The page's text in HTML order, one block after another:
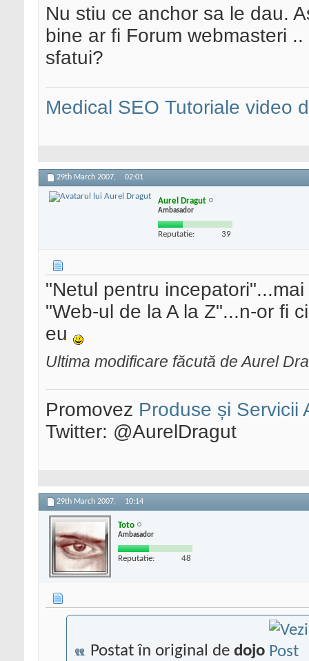
Nu stiu ce anchor sa le dau.
bine ar fi Forum webmasteri
sfatui?
Medical SEO Tutoriale video
29th March 2007, 02:01
Aurel Dragut
Ambasador
Reputatie: 39
"Netul pentru
"Web-ul de la A la Z"...n-or fi
eu
Ultima modificare făcută de Aurel
Promovez Produse și Servicii
Twitter: @AurelDragut
29th March 2007, 10:14
Toto
Ambasador
Reputatie: 48
Postat în original de dojo